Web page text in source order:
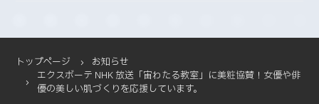
2025-06 (2)
2025-05 (1)
2025-04 (11)
トップページ
お知らせ
エクスボーテ NHK 放送「宙わたる教室」に美粧協賛！女優や俳
優の美しい肌づくりを応援しています。